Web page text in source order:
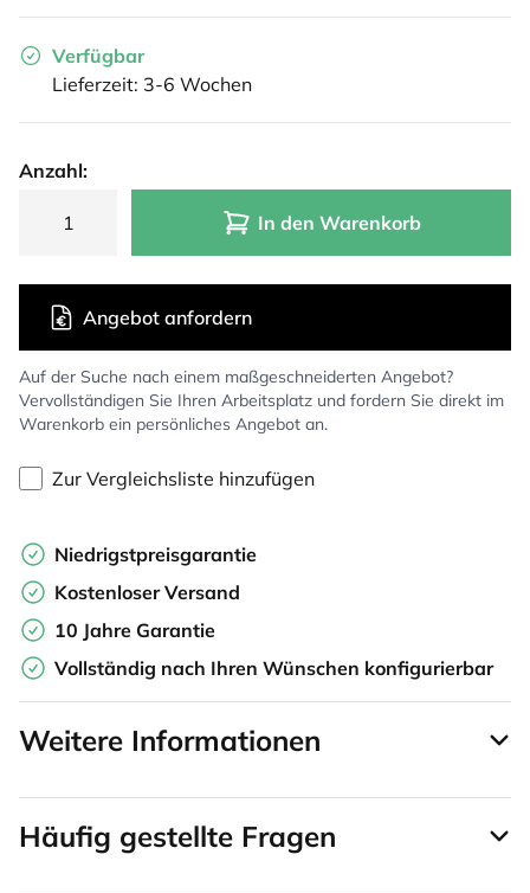
Verfügbar
Lieferzeit: 3-6 Wochen
Anzahl:
In den Warenkorb
Auf der Suche nach einem maßgeschneiderten Angebot?
Vervollständigen Sie Ihren Arbeitsplatz und fordern Sie direkt im
Warenkorb ein persönliches Angebot an.
Angebot anfordern
Zur Vergleichsliste hinzufügen
Niedrigstpreisgarantie
Kostenloser Versand
10 Jahre Garantie
Vollständig nach Ihren Wünschen konfigurierbar
Weitere Informationen
Häufig gestellte Fragen